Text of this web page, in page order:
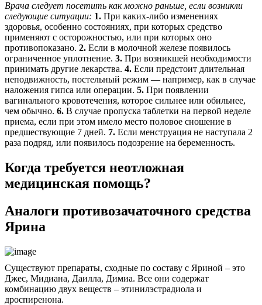
Врача следует посетить как можно раньше, если возникли
следующие ситуации: 1. При каких-либо изменениях
здоровья, особенно состояниях, при которых средство
применяют с осторожностью, или при которых оно
противопоказано. 2. Если в молочной железе появилось
ограниченное уплотнение. 3. При возникшей необходимости
принимать другие лекарства. 4. Если предстоит длительная
неподвижность, постельный режим — например, как в случае
наложения гипса или операции. 5. При появлении
вагинального кровотечения, которое сильнее или обильнее,
чем обычно. 6. В случае пропуска таблетки на первой неделе
приема, если при этом имело место половое сношение в
предшествующие 7 дней. 7. Если менструация не наступала 2
раза подряд, или появилось подозрение на беременность.
Когда требуется неотложная
медицинская помощь?
Аналоги противозачаточного средства
Ярина
Существуют препараты, сходные по составу с Яриной – это
Джес, Мидиана, Даилла, Димиа. Все они содержат
комбинацию двух веществ – этинилэстрадиола и
дроспиренона.